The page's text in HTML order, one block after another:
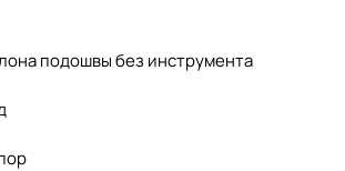
подошвы без инструмента